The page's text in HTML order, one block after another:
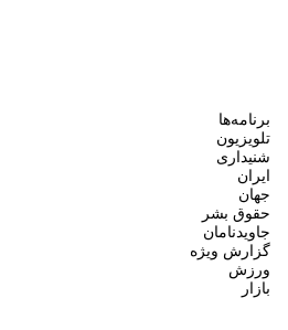
برنامه‌ها
تلویزیون
شنیداری
ایران
جهان
حقوق بشر
جاویدنامان
گزارش ویژه
ورزش
بازار